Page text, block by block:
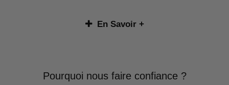
En Savoir +
Pourquoi nous faire confiance ?